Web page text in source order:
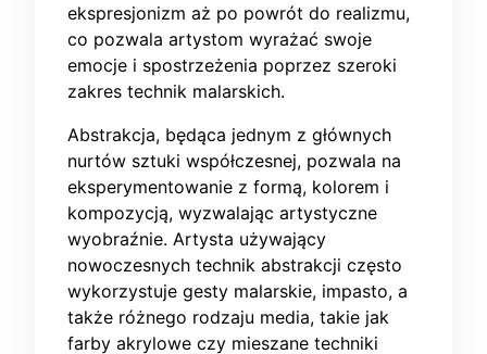
ekspresjonizm aż po powrót do realizmu,
co pozwala artystom wyrażać swoje
emocje i spostrzeżenia poprzez szeroki
zakres technik malarskich.
Abstrakcja, będąca jednym z głównych
nurtów sztuki współczesnej, pozwala na
eksperymentowanie z formą, kolorem i
kompozycją, wyzwalając artystyczne
wyobraźnie. Artysta używający
nowoczesnych technik abstrakcji często
wykorzystuje gesty malarskie, impasto, a
także różnego rodzaju media, takie jak
farby akrylowe czy mieszane techniki